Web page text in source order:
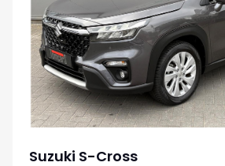
Suzuki S-Cross